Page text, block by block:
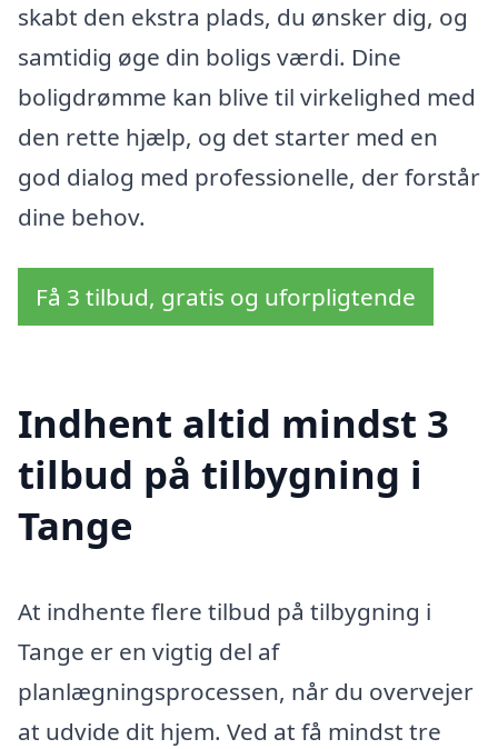
skabt den ekstra plads, du ønsker dig, og
samtidig øge din boligs værdi. Dine
boligdrømme kan blive til virkelighed med
den rette hjælp, og det starter med en
god dialog med professionelle, der forstår
dine behov.
Få 3 tilbud, gratis og uforpligtende
Indhent altid mindst 3
tilbud på tilbygning i
Tange
At indhente flere tilbud på tilbygning i
Tange er en vigtig del af
planlægningsprocessen, når du overvejer
at udvide dit hjem. Ved at få mindst tre